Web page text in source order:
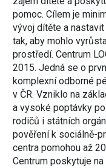
pomoc. Cílem je
vývoj dítěte a
tak, aby mohlo
prostředí. Centrum
2015. Jedná se o
komplexní odborné
v ČR. Vzniklo na
a vysoké poptávky
rodičů i státních
pověření k sociálně-
centra pomohou až
Centrum poskytuje